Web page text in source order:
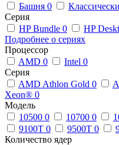
Башня 0
Серия
HP Bundle 0 HP
Подробнее о сериях
Процессор
AMD 0 Intel 0
Серия
AMD Athlon Gold 0
Xeon® 0
Модель
10500 0 10700 0
9100T 0 9500T 0
Количество ядер